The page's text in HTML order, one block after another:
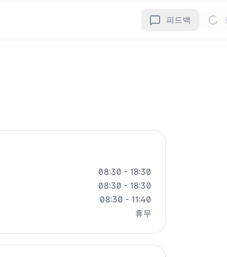
피드백
08:30 - 18:30
08:30 - 18:30
08:30 - 11:40
휴무